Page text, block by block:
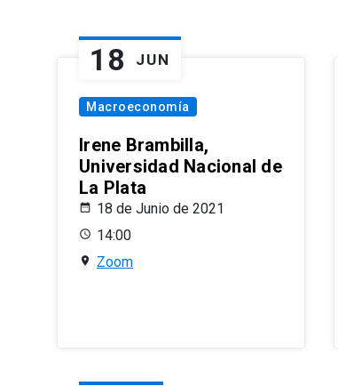
18 JUN
Macroeconomía
Irene Brambilla,
Universidad Nacional de
La Plata
18 de Junio de 2021
14:00
Zoom